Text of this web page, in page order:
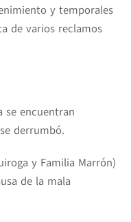
y temporales
de varios reclamos
se encuentran
derrumbó.
y Familia Marrón)
de la mala